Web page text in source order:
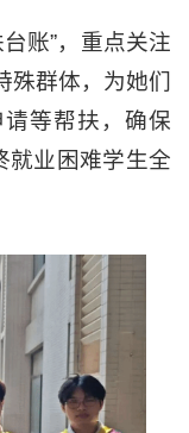
账”，重点关注
殊群体，为她们
等帮扶，确保
就业困难学生全